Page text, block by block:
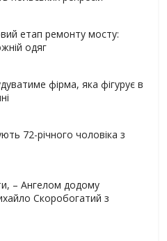
етап ремонту мосту:
одяг
фірма, яка фігурує в
72-річного чоловіка з
– Ангелом додому
Скоробогатий з